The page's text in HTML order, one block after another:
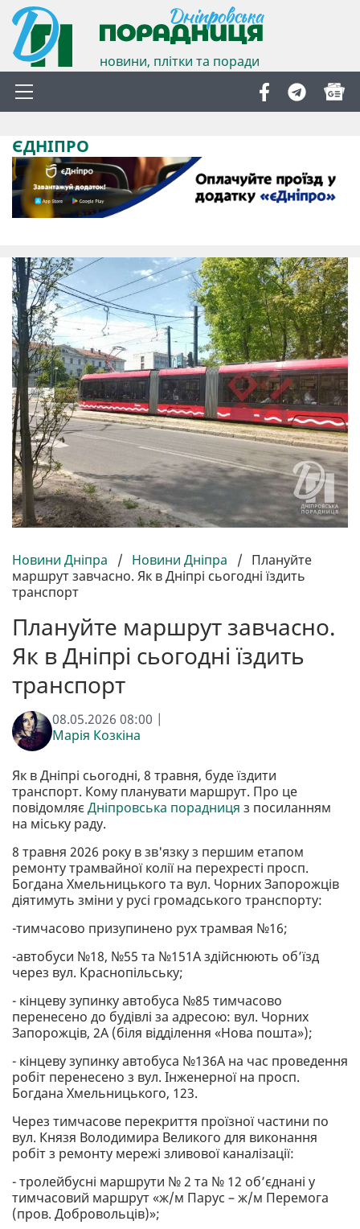
новини, плітки та поради
ЄДНІПРО
Новини Дніпра / Новини Дніпра / Плануйте
маршрут завчасно. Як в Дніпрі сьогодні їздить
транспорт
Плануйте маршрут завчасно.
Як в Дніпрі сьогодні їздить
транспорт
08.05.2026 08:00 |
Марія Козкіна
Як в Дніпрі сьогодні, 8 травня, буде їздити
транспорт. Кому планувати маршрут. Про це
повідомляєДніпровська порадниця з посиланням
на міську раду.
8 травня 2026 року в зв'язку з першим етапом
ремонту трамвайної колії на перехресті просп.
Богдана Хмельницького та вул. Чорних Запорожців
діятимуть зміни у русі громадського транспорту:
-тимчасово призупинено рух трамвая №16;
-автобуси №18, №55 та №151А здійснюють об’їзд
через вул. Краснопільську;
- кінцеву зупинку автобуса №85 тимчасово
перенесено до будівлі за адресою: вул. Чорних
Запорожців, 2А (біля відділення «Нова пошта»);
- кінцеву зупинку автобуса №136А на час проведення
робіт перенесено з вул. Інженерної на просп.
Богдана Хмельницького, 123.
Через тимчасове перекриття проїзної частини по
вул. Князя Володимира Великого для виконання
робіт з ремонту мережі зливової каналізації:
- тролейбусні маршрути № 2 та № 12 об’єднані у
тимчасовий маршрут «ж/м Парус – ж/м Перемога
(пров. Добровольців)»;